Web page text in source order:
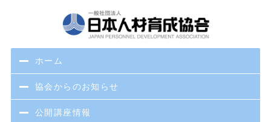
ホーム
協会からのお知らせ
公開講座情報